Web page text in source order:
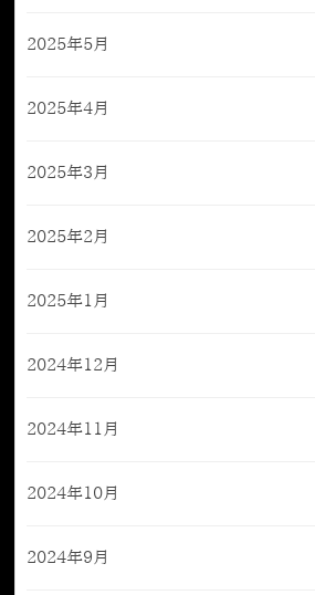
2025年5月
2025年4月
2025年3月
2025年2月
2025年1月
2024年12月
2024年11月
2024年10月
2024年9月